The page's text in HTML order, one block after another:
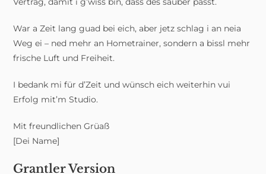
War a Zeit lang guad bei eich, aber jetz schlag i an neia
Weg ei – ned mehr an Hometrainer, sondern a bissl mehr
frische Luft und Freiheit.
I bedank mi für d’Zeit und wünsch eich weiterhin vui
Erfolg mit’m Studio.
Mit freundlichen Grüaß
[Dei Name]
Grantler Version